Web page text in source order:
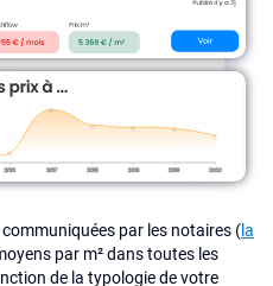
par les notaires (la
par m² dans toutes les
de la typologie de votre